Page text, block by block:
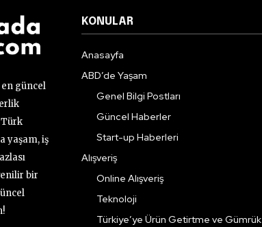
güncel
yaşam, iş
bir
KONULAR
Anasayfa
ABD’de Yaşam
Genel Bilgi Postları
Güncel Haberler
Start-up Haberleri
Alışveriş
Online Alışveriş
Teknoloji
Türkiye’ye Ürün Getirtme ve Gümrük